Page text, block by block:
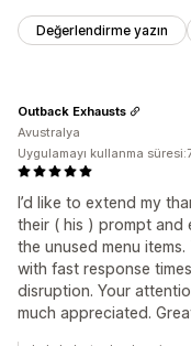
Değerlendirme yazın
I’d like to extend my
their ( his ) prompt and
the unused menu
with fast response
disruption. Your
much appreciated.
Outback Exhausts
Avustralya
Uygulamayı kullanma